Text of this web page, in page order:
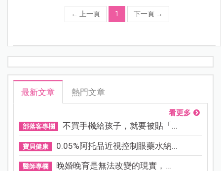
← 上一頁 1 下一頁 →
最新文章 熱門文章
看更多
部落客專欄 不買手機給孩子，就要被貼「...
寶貝健康 0.05%阿托品近視控制眼藥水納...
醫師專欄 晚婚晚育是無法改變的現實，...